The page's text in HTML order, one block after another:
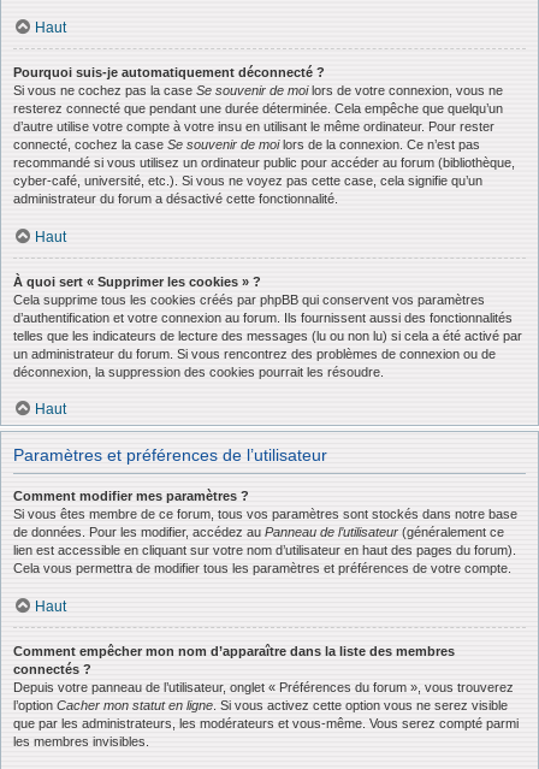
Haut
Pourquoi suis-je automatiquement déconnecté ?
Si vous ne cochez pas la case Se souvenir de moilors de votre connexion, vous ne
resterez connecté que pendant une durée déterminée. Cela empêche que quelqu’un
d’autre utilise votre compte à votre insu en utilisant le même ordinateur. Pour rester
connecté, cochez la case Se souvenir de moilors de la connexion. Ce n’est pas
recommandé si vous utilisez un ordinateur public pour accéder au forum (bibliothèque,
cyber-café, université, etc.). Si vous ne voyez pas cette case, cela signifie qu’un
administrateur du forum a désactivé cette fonctionnalité.
Haut
À quoi sert « Supprimer les cookies » ?
Cela supprime tous les cookies créés par phpBB qui conservent vos paramètres
d’authentification et votre connexion au forum. Ils fournissent aussi des fonctionnalités
telles que les indicateurs de lecture des messages (lu ou non lu) si cela a été activé par
un administrateur du forum. Si vous rencontrez des problèmes de connexion ou de
déconnexion, la suppression des cookies pourrait les résoudre.
Haut
Paramètres et préférences de l’utilisateur
Comment modifier mes paramètres ?
Si vous êtes membre de ce forum, tous vos paramètres sont stockés dans notre base
de données. Pour les modifier, accédez au Panneau de l’utilisateur (généralement ce
lien est accessible en cliquant sur votre nom d’utilisateur en haut des pages du forum).
Cela vous permettra de modifier tous les paramètres et préférences de votre compte.
Haut
Comment empêcher mon nom d’apparaître dans la liste des membres
connectés ?
Depuis votre panneau de l’utilisateur, onglet « Préférences du forum », vous trouverez
l’option Cacher mon statut en ligne . Si vous activez cette option vous ne serez visible
que par les administrateurs, les modérateurs et vous-même. Vous serez compté parmi
les membres invisibles.